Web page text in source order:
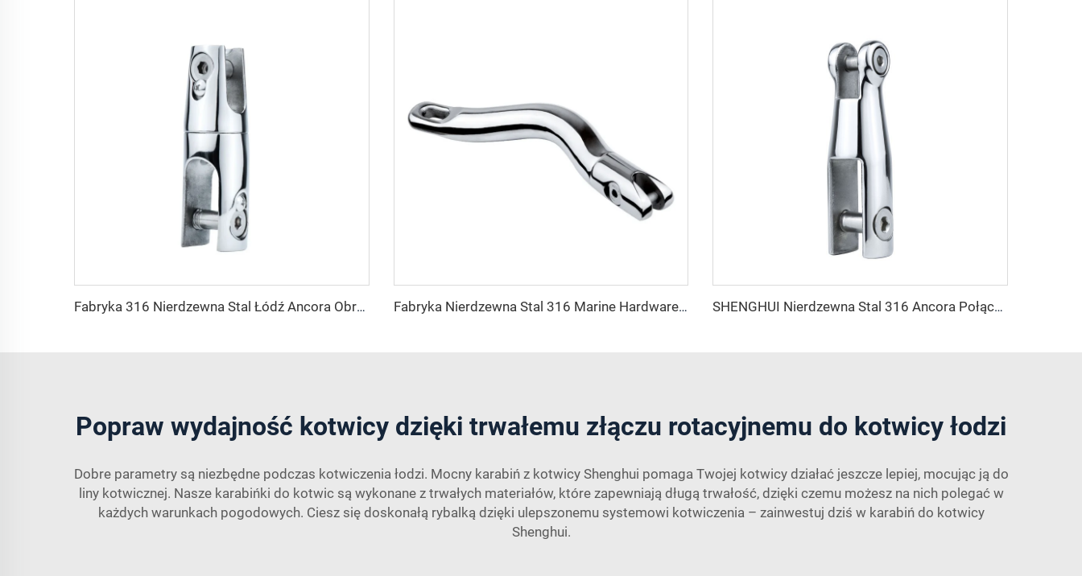
Fabryka 316 Nierdzewna Stal Łódź Ancora Obrotowy Połączenie Długie Ancora Obrotowy z Biżuterią statek Ancora Łańcuch na sprzedaż Fabryka Nierdzewna Stal 316 Marine Hardware Długie Ancora Obrotowy Połączenia Łódź Akcesoria Ancora Łańcuch Obrotowy Połączenie SHENGHUI Nierdzewna Stal 316 Ancora Połączenia Profilu Aluminium Obrotowy Ancora Łańcuch z Marine Hardware Charakterystyka
Popraw wydajność kotwicy dzięki trwałemu złączu rotacyjnemu do kotwicy łodzi
Dobre parametry są niezbędne podczas kotwiczenia łodzi. Mocny karabiń z kotwicy Shenghui pomaga Twojej kotwicy działać jeszcze lepiej, mocując ją do
liny kotwicznej. Nasze karabińki do kotwic są wykonane z trwałych materiałów, które zapewniają długą trwałość, dzięki czemu możesz na nich polegać w
każdych warunkach pogodowych. Ciesz się doskonałą rybalką dzięki ulepszonemu systemowi kotwiczenia – zainwestuj dziś w karabiń do kotwicy
Shenghui.